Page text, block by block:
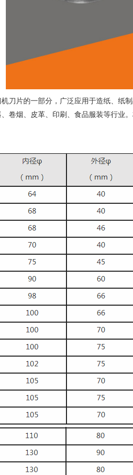
机刀片的一部分，广泛应用于造纸、纸
卷烟、皮革、印刷、食品服装等行业